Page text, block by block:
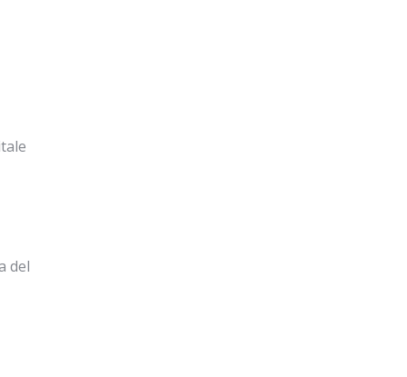
del